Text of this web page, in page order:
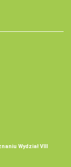
Wydział VIII